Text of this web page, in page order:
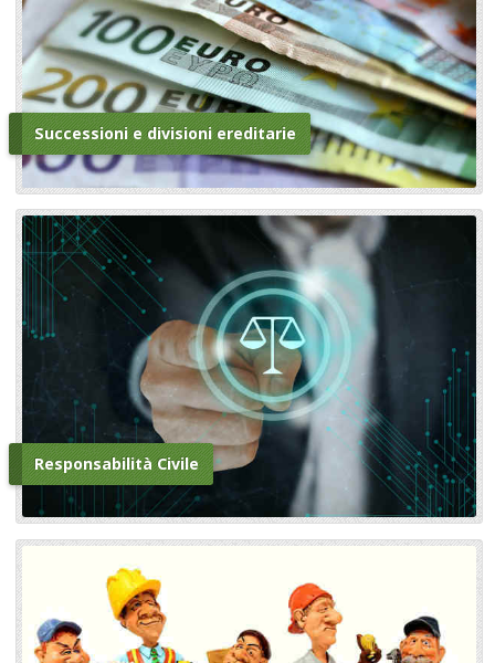
Successioni e divisioni ereditarie
Responsabilità Civile